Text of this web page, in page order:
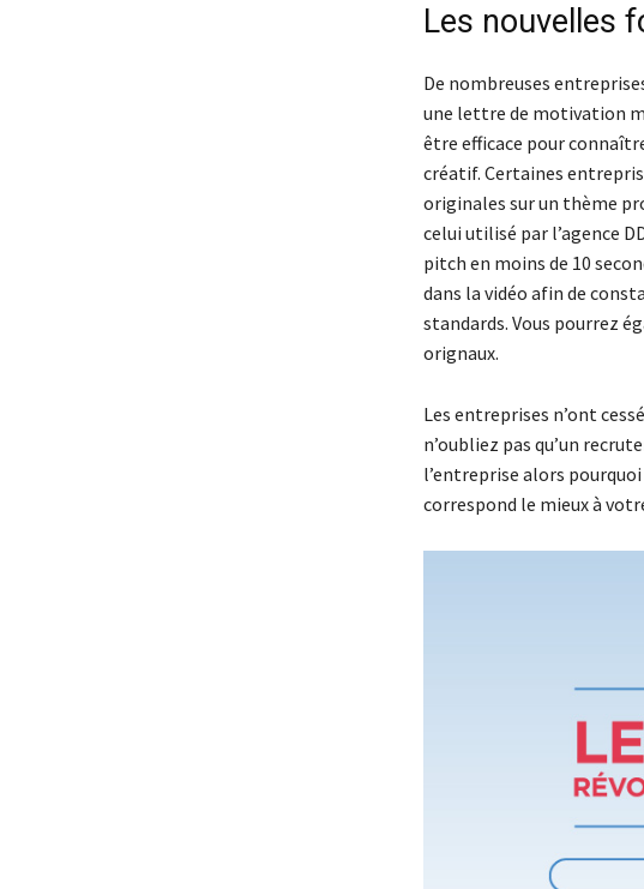
Les nouvelles
De nombreuses
une lettre de motivation
être efficace pour
créatif. Certaines
originales sur un thème
celui utilisé par l’agence
pitch en moins de 10
dans la vidéo afin de
standards. Vous pourrez
orignaux.
Les entreprises n’ont
n’oubliez pas qu’un
l’entreprise alors
correspond le mieux à